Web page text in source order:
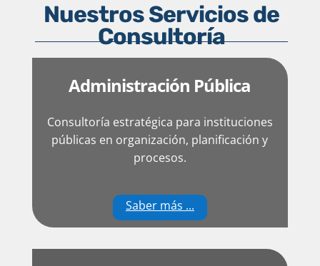
Nuestros Servicios de
Consultoría
Administración Pública
Consultoría estratégica para instituciones
públicas en organización, planificación y
procesos.
Saber más ...